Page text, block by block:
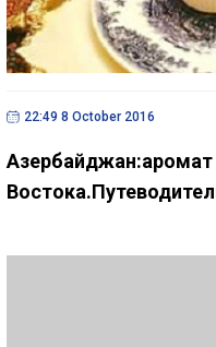
22:49 8 October 2016
Азербайджан:аромат